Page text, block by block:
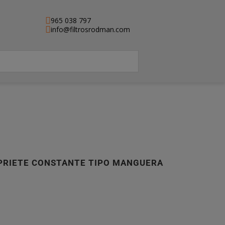
965 038 797
info@filtrosrodman.com
CONSTANTE TIPO MANGUERA